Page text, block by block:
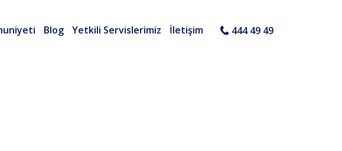
Blog Yetkili Servislerimiz İletişim 444 49 49